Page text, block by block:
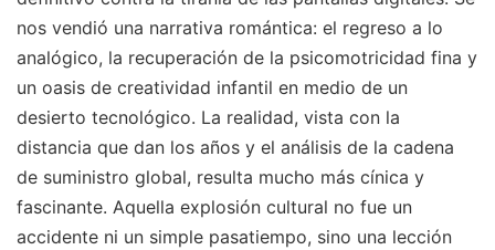
nos vendió una narrativa romántica: el regreso a lo
analógico, la recuperación de la psicomotricidad fina y
un oasis de creatividad infantil en medio de un
desierto tecnológico. La realidad, vista con la
distancia que dan los años y el análisis de la cadena
de suministro global, resulta mucho más cínica y
fascinante. Aquella explosión cultural no fue un
accidente ni un simple pasatiempo, sino una lección